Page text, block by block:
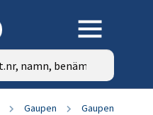
Gaupen
Gaupen